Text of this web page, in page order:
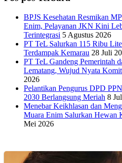
BPJS Kesehatan Resmikan
Enim, Pelayanan JKN Kini
Terintegrasi 5 Agustus 2026
PT TeL Salurkan 115 Ribu
Terdampak Kemarau 28 Juli
PT TeL Gandeng Pemerintah
Lematang, Wujud Nyata
2026
Pelantikan Pengurus DPD
2030 Berlangsung Meriah 8
Menebar Keikhlasan dan
Muara Enim Salurkan Hewan
Mei 2026